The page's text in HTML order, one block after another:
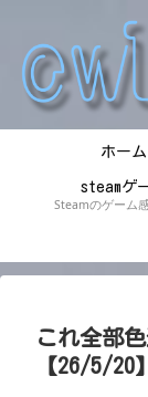
ホーム
steamゲ
Steamのゲーム
これ全部
【26/5/20】